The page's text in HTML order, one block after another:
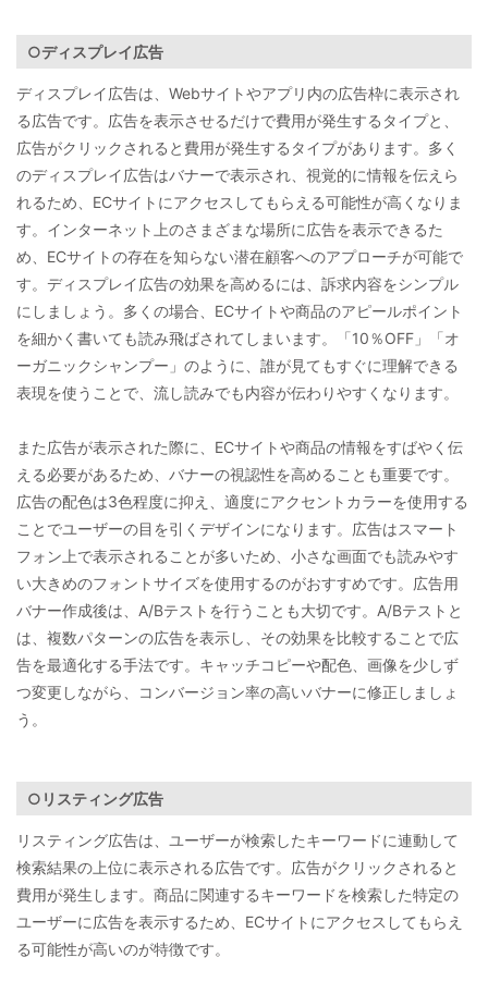
○ディスプレイ広告
ディスプレイ広告は、Webサイトやアプリ内の広告枠に表示され
る広告です。広告を表示させるだけで費用が発生するタイプと、
広告がクリックされると費用が発生するタイプがあります。多く
のディスプレイ広告はバナーで表示され、視覚的に情報を伝えら
れるため、ECサイトにアクセスしてもらえる可能性が高くなりま
す。インターネット上のさまざまな場所に広告を表示できるた
め、ECサイトの存在を知らない潜在顧客へのアプローチが可能で
す。ディスプレイ広告の効果を高めるには、訴求内容をシンプル
にしましょう。多くの場合、ECサイトや商品のアピールポイント
を細かく書いても読み飛ばされてしまいます。「10％OFF」「オ
ーガニックシャンプー」のように、誰が見てもすぐに理解できる
表現を使うことで、流し読みでも内容が伝わりやすくなります。
また広告が表示された際に、ECサイトや商品の情報をすばやく伝
える必要があるため、バナーの視認性を高めることも重要です。
広告の配色は3色程度に抑え、適度にアクセントカラーを使用する
ことでユーザーの目を引くデザインになります。広告はスマート
フォン上で表示されることが多いため、小さな画面でも読みやす
い大きめのフォントサイズを使用するのがおすすめです。広告用
バナー作成後は、A/Bテストを行うことも大切です。A/Bテストと
は、複数パターンの広告を表示し、その効果を比較することで広
告を最適化する手法です。キャッチコピーや配色、画像を少しず
つ変更しながら、コンバージョン率の高いバナーに修正しましょ
う。
○リスティング広告
リスティング広告は、ユーザーが検索したキーワードに連動して
検索結果の上位に表示される広告です。広告がクリックされると
費用が発生します。商品に関連するキーワードを検索した特定の
ユーザーに広告を表示するため、ECサイトにアクセスしてもらえ
る可能性が高いのが特徴です。